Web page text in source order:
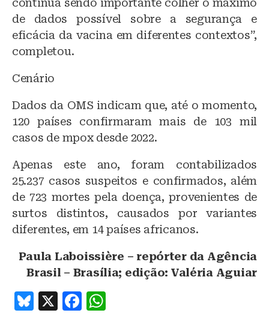
continua sendo importante colher o máximo
de dados possível sobre a segurança e
eficácia da vacina em diferentes contextos”,
completou.
Cenário
Dados da OMS indicam que, até o momento,
120 países confirmaram mais de 103 mil
casos de mpox desde 2022.
Apenas este ano, foram contabilizados
25.237 casos suspeitos e confirmados, além
de 723 mortes pela doença, provenientes de
surtos distintos, causados por variantes
diferentes, em 14 países africanos.
Paula Laboissière – repórter da Agência
Brasil – Brasília; edição: Valéria Aguiar
B
X
F